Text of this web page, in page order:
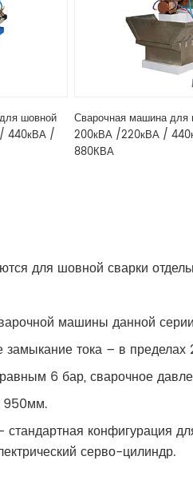
шовной
440кВА /
Сварочная машина для
200кВА /220кВА /
880КВА
для шовной сварки
машины данной
замыкание тока – в
6 бар, сварочное
950мм.
конфигурация
серво-цилиндр.